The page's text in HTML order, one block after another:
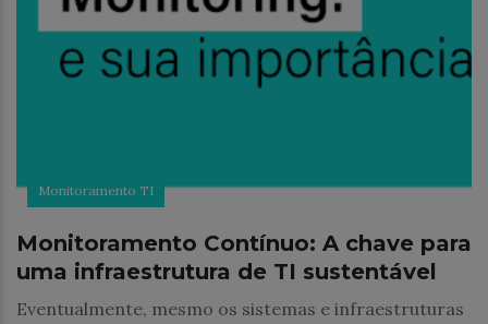
Monitoramento TI
Monitoramento Contínuo: A chave para
uma infraestrutura de TI sustentável
Eventualmente, mesmo os sistemas e infraestruturas